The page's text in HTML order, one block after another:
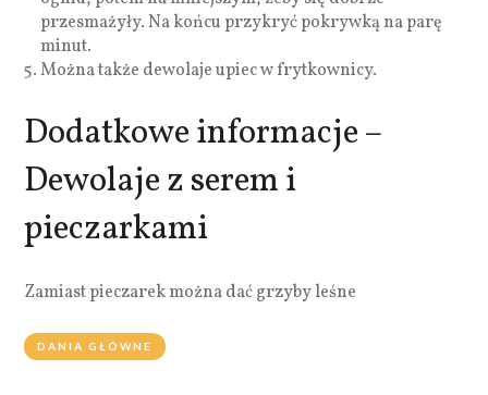
przesmażyły. Na końcu przykryć pokrywką na parę
minut.
Można także dewolaje upiec w frytkownicy.
Dodatkowe informacje –
Dewolaje z serem i
pieczarkami
Zamiast pieczarek można dać grzyby leśne
DANIA GŁÓWNE